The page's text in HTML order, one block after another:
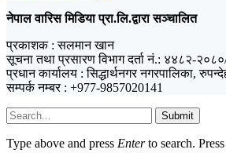
नेपाल वारिस मिडिया प्रा.लि.द्वारा सञ्चालित
प्रकाशक : सलमान खान
सूचना तथा प्रसारण विभाग दर्ता नं.: ४४८२-
प्रधान कार्यालय : सिद्धार्थनगर नगरपालिका,
सम्पर्क नम्बर : +977-9857020141
Submit
Type above and press Enterto search. Press